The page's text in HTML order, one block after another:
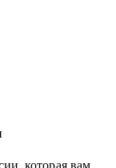
которая вам